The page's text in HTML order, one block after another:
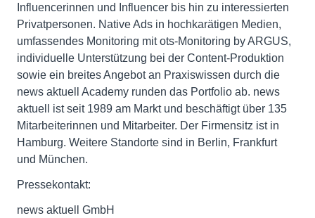
Influencerinnen und Influencer bis hin zu interessierten
Privatpersonen. Native Ads in hochkarätigen Medien,
umfassendes Monitoring mit ots-Monitoring by ARGUS,
individuelle Unterstützung bei der Content-Produktion
sowie ein breites Angebot an Praxiswissen durch die
news aktuell Academy runden das Portfolio ab. news
aktuell ist seit 1989 am Markt und beschäftigt über 135
Mitarbeiterinnen und Mitarbeiter. Der Firmensitz ist in
Hamburg. Weitere Standorte sind in Berlin, Frankfurt
und München.
Pressekontakt:
news aktuell GmbH